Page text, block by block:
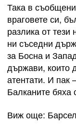
Така в
враговете си,
разлика от тези
ни съседни
за Босна и
държави, които
атентати. И пак
Балканите бяха
Виж още: